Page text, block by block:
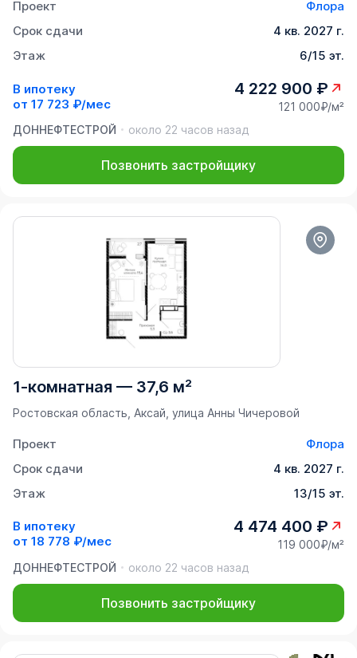
Проект
Флора
Срок сдачи
4 кв. 2027 г.
Этаж
6/15 эт.
В ипотеку
от 17 723 ₽/мес
4 222 900 ₽
121 000₽/м²
ДОННЕФТЕСТРОЙ
около 22 часов назад
Позвонить застройщику
1-комнатная — 37,6 м²
Ростовская область, Аксай, улица Анны Чичеровой
Проект
Флора
Срок сдачи
4 кв. 2027 г.
Этаж
13/15 эт.
В ипотеку
от 18 778 ₽/мес
4 474 400 ₽
119 000₽/м²
ДОННЕФТЕСТРОЙ
около 22 часов назад
Позвонить застройщику